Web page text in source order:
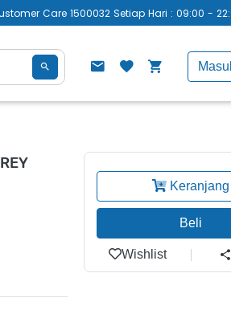
Care 1500032 Setiap Hari : 09:00 -
Keranjang
Beli
Wishlist